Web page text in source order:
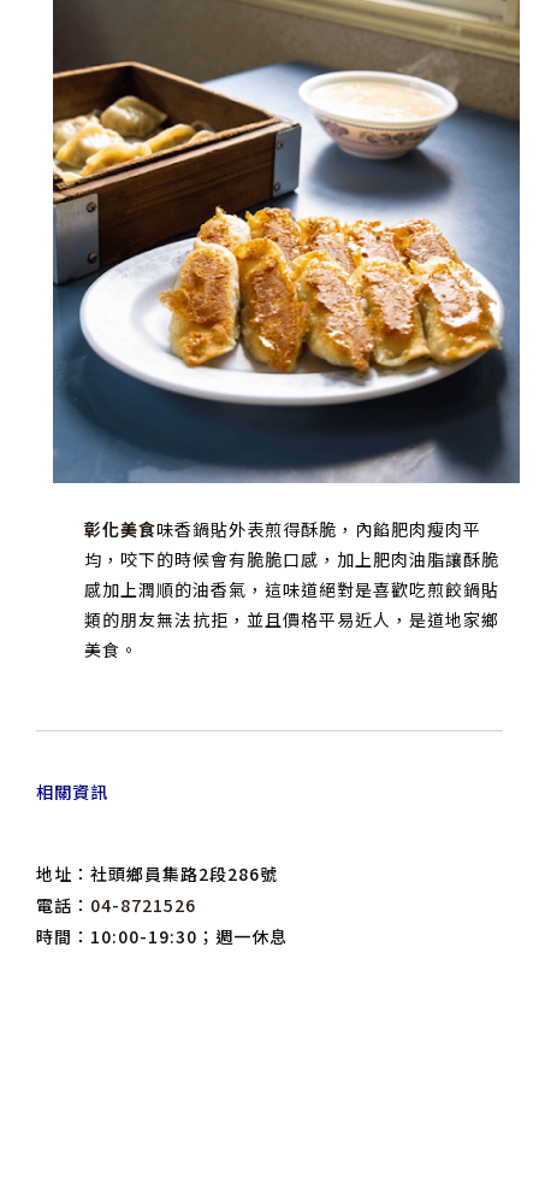
彰化美食味香鍋貼外表煎得酥脆，內餡肥肉瘦肉平
均，咬下的時候會有脆脆口感，加上肥肉油脂讓酥脆
感加上潤順的油香氣，這味道絕對是喜歡吃煎餃鍋貼
類的朋友無法抗拒，並且價格平易近人，是道地家鄉
美食。
相關資訊
地址：社頭鄉員集路2段286號
電話： 04-8721526
時間：10:00-19:30；週一休息